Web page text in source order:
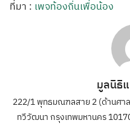
ที่มา : เพจท้องถิ่นเพื่อน้อง
มูลนิธิ
222/1 พุทธมณฑลสาย 2 (ด้านศา
ทวีวัฒนา กรุงเทพมหานคร